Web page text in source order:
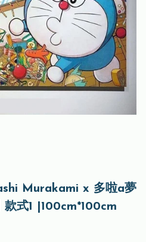
Murakami x 多啦a夢
式1 |100cm*100cm